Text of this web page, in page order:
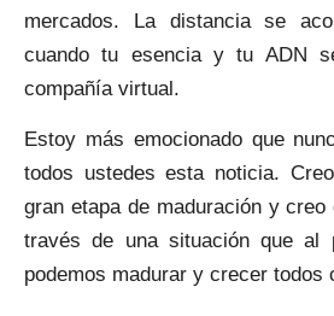
mercados. La distancia se
cuando tu esencia y tu ADN
compañía virtual.
Estoy más emocionado que
todos ustedes esta noticia.
gran etapa de maduración y
través de una situación que al
podemos madurar y crecer todos